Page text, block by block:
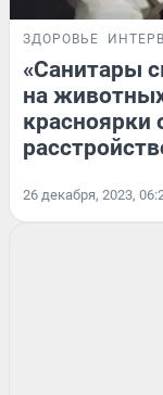
ЗДОРОВЬЕ
«Санитары
на
красноярки
26 декабря, 2023,